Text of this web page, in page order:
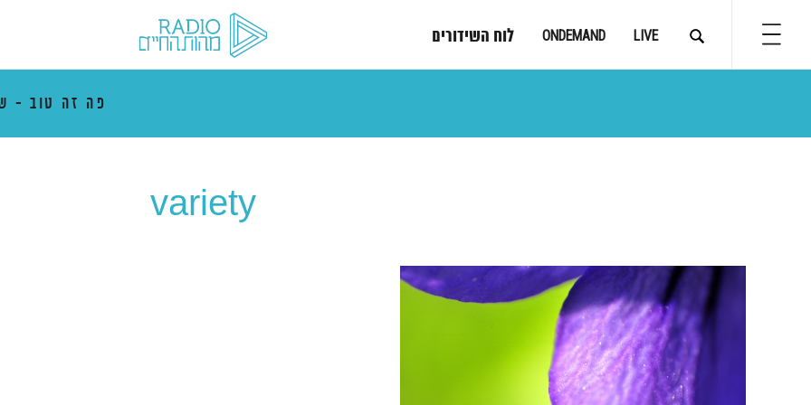
LIVE
ONDEMAND לוח השידורים
פה זה טוב -
variety